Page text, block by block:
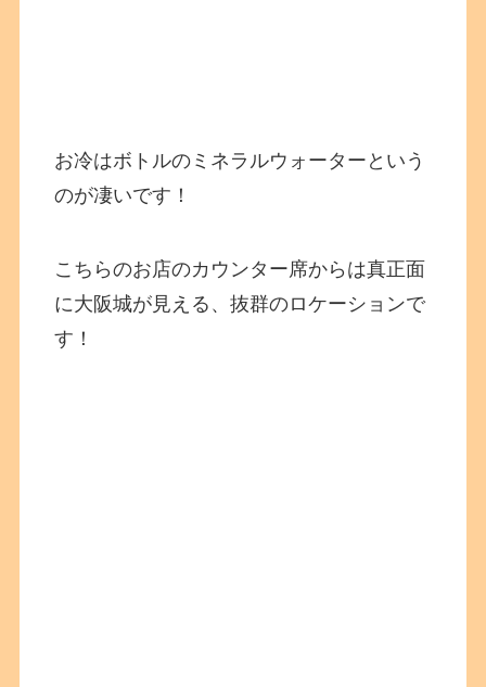
お冷はボトルのミネラルウォーターという
のが凄いです！
こちらのお店のカウンター席からは真正面
に大阪城が見える、抜群のロケーションで
す！